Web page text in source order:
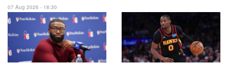
07 Aug 2026 - 18:30